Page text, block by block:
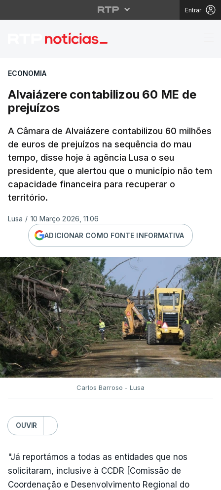
Entrar
Alvaiázere
ECONOMIA
Alvaiázere contabilizou 60 ME de
prejuízos
A Câmara de Alvaiázere contabilizou 60 milhões
de euros de prejuízos na sequência do mau
tempo, disse hoje à agência Lusa o seu
presidente, que alertou que o município não tem
capacidade financeira para recuperar o
território.
Lusa / 10 Março 2026, 11:06
ADICIONAR COMO FONTE INFORMATIVA
Carlos Barroso - Lusa
OUVIR
"Já reportámos a todas as entidades que nos
solicitaram, inclusive à CCDR [Comissão de
Coordenação e Desenvolvimento Regional do